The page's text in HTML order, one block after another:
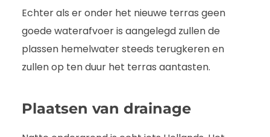
Echter als er onder het nieuwe terras geen
goede waterafvoer is aangelegd zullen de
plassen hemelwater steeds terugkeren en
zullen op ten duur het terras aantasten.
Plaatsen van drainage